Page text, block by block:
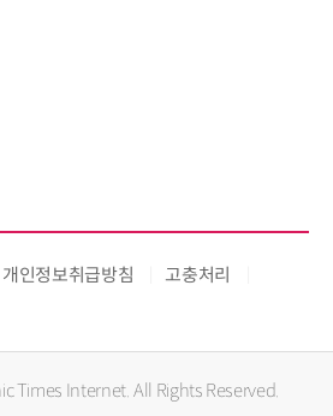
개인정보취급방침
고충처리
Times Internet. All Rights Reserved.